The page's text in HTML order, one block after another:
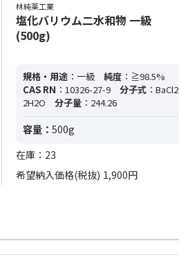
林純薬工業
塩化バリウム二水和物 一級
(500g)
規格・用途 ：一級 純度 ：≧98.5%
CAS RN ：10326-27-9 分子式 ：BaCl2
2H2O
分子量 ：244.26
容量： 500g
在庫：23
希望納入価格(税抜) 1,900円